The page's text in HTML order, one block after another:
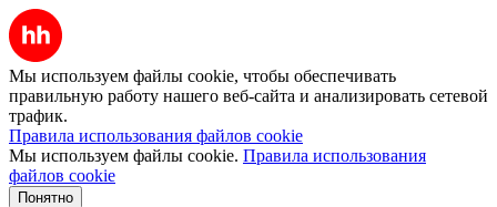
Мы используем файлы cookie, чтобы обеспечивать
правильную работу нашего веб-сайта и анализировать сетевой
трафик.
Правила использования файлов cookie
Мы используем файлы cookie. Правила использования
файлов cookie
Понятно